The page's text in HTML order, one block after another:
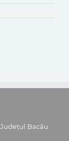
Județul Bacău